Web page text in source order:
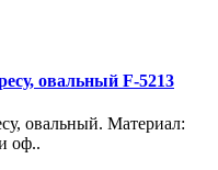
овальный F-5213
овальный. Материал:
оф..